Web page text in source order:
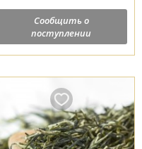
Сообщить о
поступлении